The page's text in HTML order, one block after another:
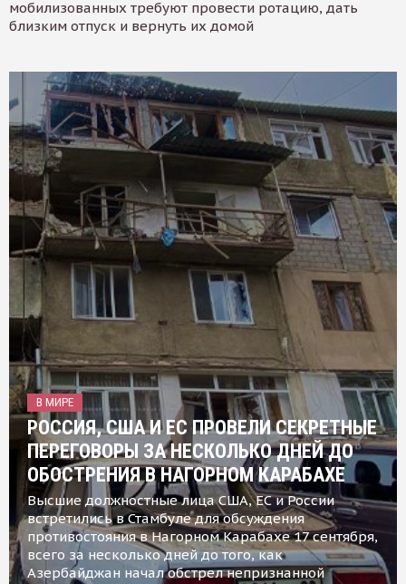
мобилизованных требуют провести ротацию, дать
близким отпуск и вернуть их домой
В МИРЕ
РОССИЯ, США И ЕС ПРОВЕЛИ СЕКРЕТНЫЕ
ПЕРЕГОВОРЫ ЗА НЕСКОЛЬКО ДНЕЙ ДО
ОБОСТРЕНИЯ В НАГОРНОМ КАРАБАХЕ
Высшие должностные лица США, ЕС и России
встретились в Стамбуле для обсуждения
противостояния в Нагорном Карабахе 17 сентября,
всего за несколько дней до того, как
Азербайджан начал обстрел непризнанной